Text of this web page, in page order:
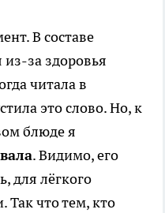
В составе
из-за здоровья
читала в
это слово. Но, к
блюде я
. Видимо, его
для лёгкого
Так что тем, кто